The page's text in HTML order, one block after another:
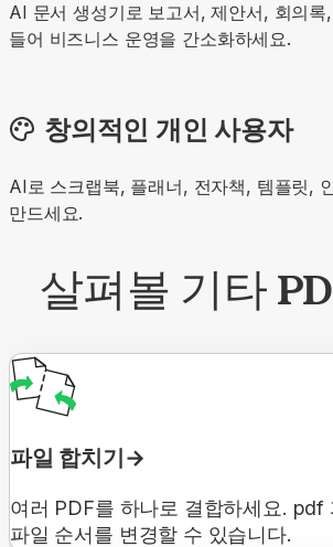
AI 문서 생성기로 보고서, 제안서, 회의
들어 비즈니스 운영을 간소화하세요.
창의적인 개인 사용자
AI로 스크랩북, 플래너, 전자책, 템플릿,
만드세요.
살펴볼 기타
파일 합치기
여러 PDF를 하나로 결합하세요. pdf
파일 순서를 변경할 수 있습니다.